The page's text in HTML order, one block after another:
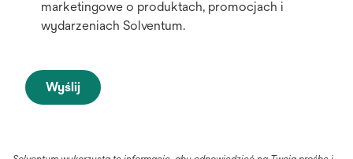
marketingowe o produktach, promocjach i
wydarzeniach Solventum.
Wyślij